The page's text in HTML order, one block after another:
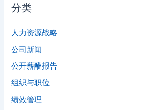
分类
人力资源战略
公司新闻
公开薪酬报告
组织与职位
绩效管理